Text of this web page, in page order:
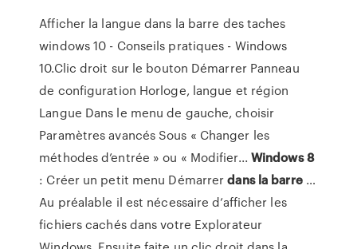
Afficher la langue dans la barre des taches
windows 10 - Conseils pratiques - Windows
10.Clic droit sur le bouton Démarrer Panneau
de configuration Horloge, langue et région
Langue Dans le menu de gauche, choisir
Paramètres avancés Sous « Changer les
méthodes d’entrée » ou « Modifier... Windows 8
: Créer un petit menu Démarrerdans la barre…
Au préalable il est nécessaire d’afficher les
fichiers cachés dans votre Explorateur